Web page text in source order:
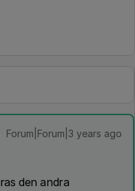
Forum|Forum|3 years ago
den andra